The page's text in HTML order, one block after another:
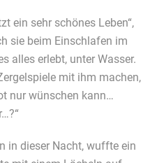
ein sehr schönes Leben“,
sie beim Einschlafen im
alles erlebt, unter Wasser.
mit ihm machen,
nur wünschen kann…
in dieser Nacht, wuffte ein